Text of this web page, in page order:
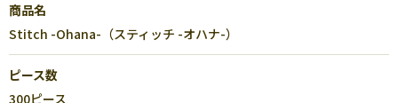
商品名
Stitch -Ohana-（スティッチ -オハナ-）
ピース数
300ピース